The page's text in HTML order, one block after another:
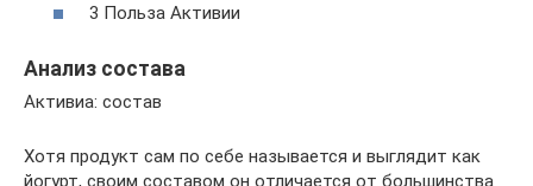
3 Польза Активии
Анализ состава
Активиа: состав
Хотя продукт сам по себе называется и выглядит как
йогурт, своим составом он отличается от большинства